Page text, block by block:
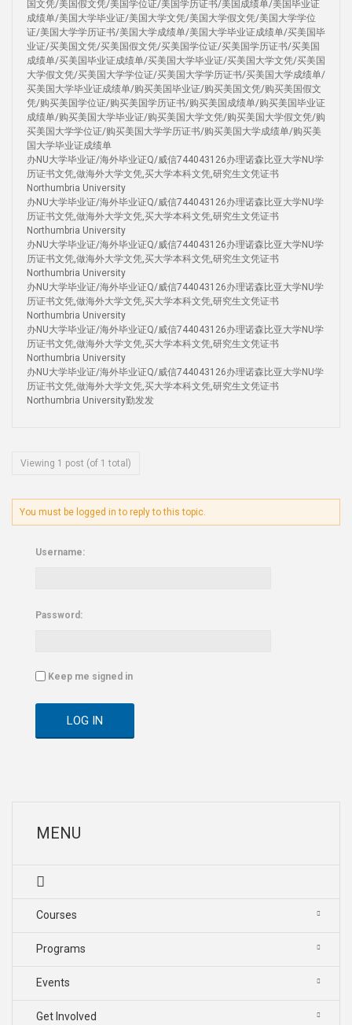
国文凭/美国假文凭/美国学位证/美国学历证书/美国成绩单/美国毕业证
成绩单/美国大学毕业证/美国大学文凭/美国大学假文凭/美国大学学位
证/美国大学学历证书/美国大学成绩单/美国大学毕业证成绩单/买美国毕
业证/买美国文凭/买美国假文凭/买美国学位证/买美国学历证书/买美国
成绩单/买美国毕业证成绩单/买美国大学毕业证/买美国大学文凭/买美国
大学假文凭/买美国大学学位证/买美国大学学历证书/买美国大学成绩单/
买美国大学毕业证成绩单/购买美国毕业证/购买美国文凭/购买美国假文
凭/购买美国学位证/购买美国学历证书/购买美国成绩单/购买美国毕业证
成绩单/购买美国大学毕业证/购买美国大学文凭/购买美国大学假文凭/购
买美国大学学位证/购买美国大学学历证书/购买美国大学成绩单/购买美
国大学毕业证成绩单
办NU大学毕业证/海外毕业证Q/威信744043126办理诺森比亚大学NU学
历证书文凭,做海外大学文凭,买大学本科文凭,研究生文凭证书
Northumbria University
办NU大学毕业证/海外毕业证Q/威信744043126办理诺森比亚大学NU学
历证书文凭,做海外大学文凭,买大学本科文凭,研究生文凭证书
Northumbria University
办NU大学毕业证/海外毕业证Q/威信744043126办理诺森比亚大学NU学
历证书文凭,做海外大学文凭,买大学本科文凭,研究生文凭证书
Northumbria University
办NU大学毕业证/海外毕业证Q/威信744043126办理诺森比亚大学NU学
历证书文凭,做海外大学文凭,买大学本科文凭,研究生文凭证书
Northumbria University
办NU大学毕业证/海外毕业证Q/威信744043126办理诺森比亚大学NU学
历证书文凭,做海外大学文凭,买大学本科文凭,研究生文凭证书
Northumbria University
办NU大学毕业证/海外毕业证Q/威信744043126办理诺森比亚大学NU学
历证书文凭,做海外大学文凭,买大学本科文凭,研究生文凭证书
Northumbria University勤发发
Viewing 1 post (of 1 total)
You must be logged in to reply to this topic.
Username:
Password:
Keep me signed in
LOG IN
MENU
Courses
Programs
Events
Get Involved